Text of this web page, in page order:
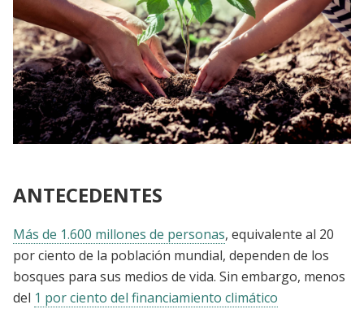
ANTECEDENTES
Más de 1.600 millones de personas, equivalente al 20
por ciento de la población mundial, dependen de los
bosques para sus medios de vida. Sin embargo, menos
del 1 por ciento del financiamiento climático